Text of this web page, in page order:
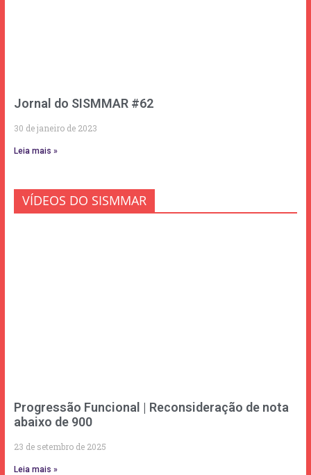
Jornal do SISMMAR #62
30 de janeiro de 2023
Leia mais »
VÍDEOS DO SISMMAR
Progressão Funcional | Reconsideração de nota
abaixo de 900
23 de setembro de 2025
Leia mais »